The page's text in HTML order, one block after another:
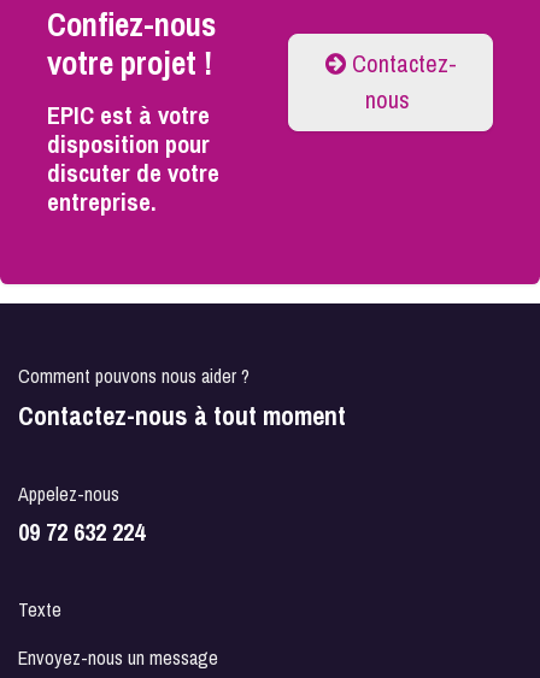
Confiez-nous
votre projet !
EPIC est à votre
disposition pour
discuter de votre
entreprise.
Contactez-
nous
Comment pouvons nous aider ?
Contactez-nous à tout moment
Appelez-nous
09 72 632 224
Texte
Envoyez-nous un message